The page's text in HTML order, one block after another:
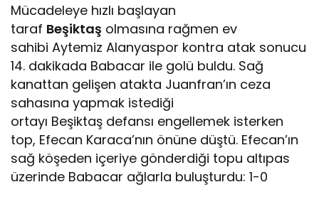
Mücadeleye hızlı başlayan
taraf Beşiktaş olmasına rağmen ev
sahibi Aytemiz Alanyaspor kontra atak sonucu
14. dakikada Babacar ile golü buldu. Sağ
kanattan gelişen atakta Juanfran’ın ceza
sahasına yapmak istediği
ortayı Beşiktaş defansı engellemek isterken
top, Efecan Karaca’nın önüne düştü. Efecan’ın
sağ köşeden içeriye gönderdiği topu altıpas
üzerinde Babacar ağlarla buluşturdu: 1-0